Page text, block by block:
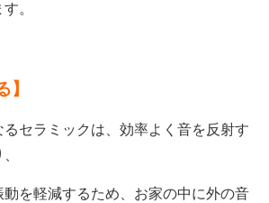
。
】
セラミックは、効率よく音を反射す
動を軽減するため、お家の中に外の音